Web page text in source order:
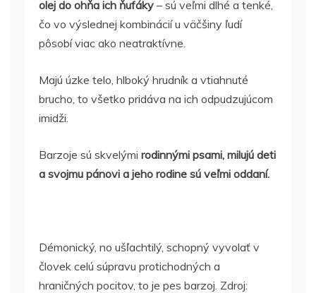
olej do ohňa ich ňufáky – sú veľmi dlhé a tenké,
čo vo výslednej kombinácií u väčšiny ľudí
pôsobí viac ako neatraktívne.
Majú úzke telo, hlboký hrudník a vtiahnuté
brucho, to všetko pridáva na ich odpudzujúcom
imidži.
Barzoje sú skvelými rodinnými psami, milujú deti
a svojmu pánovi a jeho rodine sú veľmi oddaní.
Démonický, no ušľachtilý, schopný vyvolať v
človek celú súpravu protichodných a
hraničných pocitov, to je pes barzoj. Zdroj: